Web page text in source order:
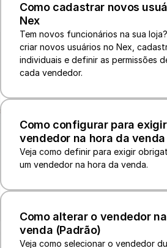
Como cadastrar novos
Nex
Tem novos funcionários na sua
criar novos usuários no Nex,
individuais e definir as permissões
cada vendedor.
Como configurar para exigir
vendedor na hora da venda
Veja como definir para exigir
um vendedor na hora da venda.
Como alterar o vendedor
venda (Padrão)
Veja como selecionar o vendedor